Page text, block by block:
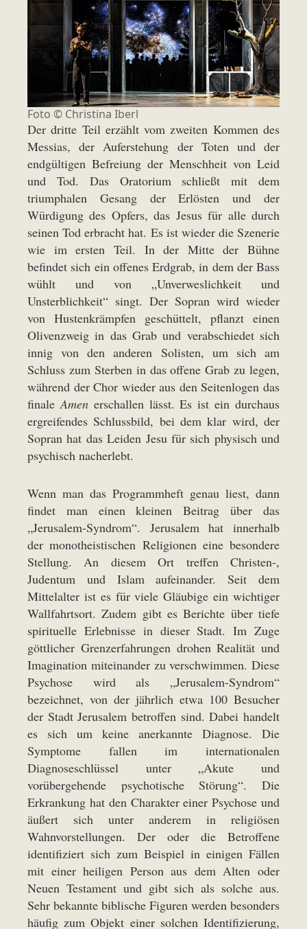
Foto © Christina Iberl
Der dritte Teil erzählt vom zweiten Kommen des
Messias, der Auferstehung der Toten und der
endgültigen Befreiung der Menschheit von Leid
und Tod. Das Oratorium schließt mit dem
triumphalen Gesang der Erlösten und der
Würdigung des Opfers, das Jesus für alle durch
seinen Tod erbracht hat. Es ist wieder die Szenerie
wie im ersten Teil. In der Mitte der Bühne
befindet sich ein offenes Erdgrab, in dem der Bass
wühlt und von „Unverweslichkeit und
Unsterblichkeit“ singt. Der Sopran wird wieder
von Hustenkrämpfen geschüttelt, pflanzt einen
Olivenzweig in das Grab und verabschiedet sich
innig von den anderen Solisten, um sich am
Schluss zum Sterben in das offene Grab zu legen,
während der Chor wieder aus den Seitenlogen das
finaleAmenerschallen lässt. Es ist ein durchaus
ergreifendes Schlussbild, bei dem klar wird, der
Sopran hat das Leiden Jesu für sich physisch und
psychisch nacherlebt.
Wenn man das Programmheft genau liest, dann
findet man einen kleinen Beitrag über das
„Jerusalem-Syndrom“. Jerusalem hat innerhalb
der monotheistischen Religionen eine besondere
Stellung. An diesem Ort treffen Christen-,
Judentum und Islam aufeinander. Seit dem
Mittelalter ist es für viele Gläubige ein wichtiger
Wallfahrtsort. Zudem gibt es Berichte über tiefe
spirituelle Erlebnisse in dieser Stadt. Im Zuge
göttlicher Grenzerfahrungen drohen Realität und
Imagination miteinander zu verschwimmen. Diese
Psychose wird als „Jerusalem-Syndrom“
bezeichnet, von der jährlich etwa 100 Besucher
der Stadt Jerusalem betroffen sind. Dabei handelt
es sich um keine anerkannte Diagnose. Die
Symptome fallen im internationalen
Diagnoseschlüssel unter „Akute und
vorübergehende psychotische Störung“. Die
Erkrankung hat den Charakter einer Psychose und
äußert sich unter anderem in religiösen
Wahnvorstellungen. Der oder die Betroffene
identifiziert sich zum Beispiel in einigen Fällen
mit einer heiligen Person aus dem Alten oder
Neuen Testament und gibt sich als solche aus.
Sehr bekannte biblische Figuren werden besonders
häufig zum Objekt einer solchen Identifizierung,